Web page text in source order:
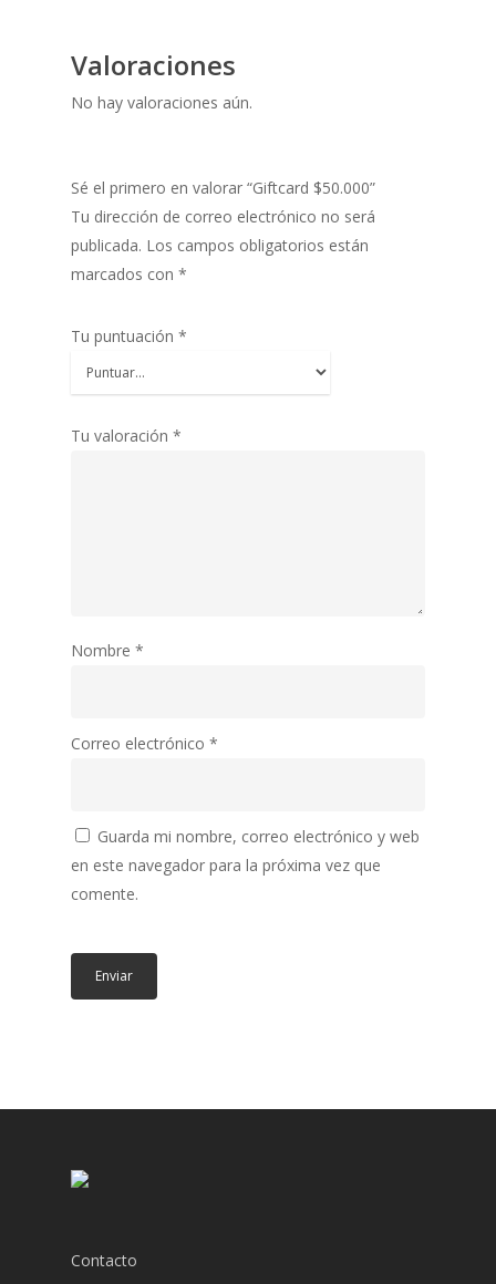
Valoraciones
No hay valoraciones aún.
Sé el primero en valorar “Giftcard $50.000”
Tu dirección de correo electrónico no será
publicada. Los campos obligatorios están
marcados con *
Tu puntuación *
Tu valoración *
Nombre *
Correo electrónico *
Guarda mi nombre, correo electrónico y web
en este navegador para la próxima vez que
comente.
Contacto